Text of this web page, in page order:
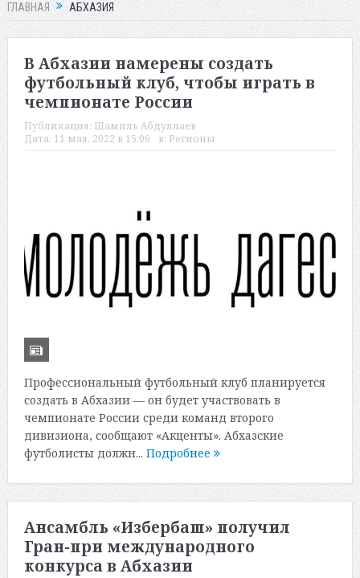
ГЛАВНАЯ АБХАЗИЯ
В Абхазии намерены создать
футбольный клуб, чтобы играть в
чемпионате России
Публикация: Шамиль Абдуллаев
Дата: 11 мая, 2022 в 15:06 в: Регионы
Профессиональный футбольный клуб планируется
создать в Абхазии — он будет участвовать в
чемпионате России среди команд второго
дивизиона, сообщают «Акценты». Абхазские
футболисты должн... Подробнее
Ансамбль «Избербаш» получил
Гран-при международного
конкурса в Абхазии